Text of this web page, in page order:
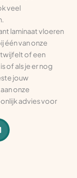
veel
laminaat vloeren
één van onze
twijfelt of een
of als je er nog
jouw
onze
advies voor